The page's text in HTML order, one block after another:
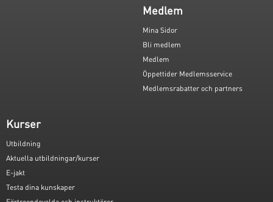
Medlem
Mina Sidor
Bli medlem
Medlem
Öppettider Medlemsservice
Medlemsrabatter och partners
Kurser
Utbildning
Aktuella utbildningar/kurser
E-jakt
Testa dina kunskaper